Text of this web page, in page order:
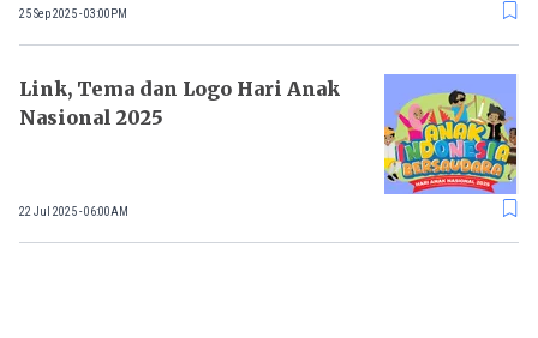
25 Sep 2025 - 03:00PM
Link, Tema dan Logo Hari Anak
Nasional 2025
22 Jul 2025 - 06:00AM